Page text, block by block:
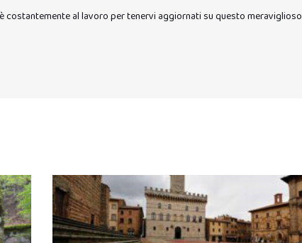
costantemente al lavoro per tenervi aggiornati su questo meraviglioso